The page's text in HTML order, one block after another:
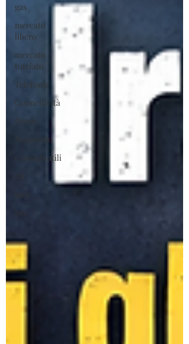
gas
mercato
libero
mercato
tutelato
Telefonia
Connettività
Bonus
Risparmio
Consigli utili